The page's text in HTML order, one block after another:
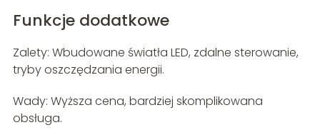
Funkcje dodatkowe
Zalety: Wbudowane światła LED, zdalne sterowanie,
tryby oszczędzania energii.
Wady: Wyższa cena, bardziej skomplikowana
obsługa.